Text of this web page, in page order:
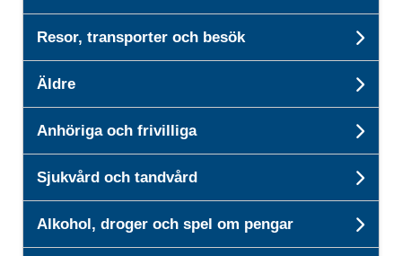
Resor, transporter och besök
Äldre
Anhöriga och frivilliga
Sjukvård och tandvård
Alkohol, droger och spel om pengar